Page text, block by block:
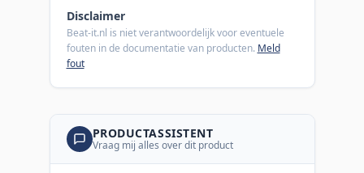
Disclaimer
Beat-it.nl is niet verantwoordelijk voor eventuele
fouten in de documentatie van producten. Meld
fout
PRODUCTASSISTENT
Vraag mij alles over dit product